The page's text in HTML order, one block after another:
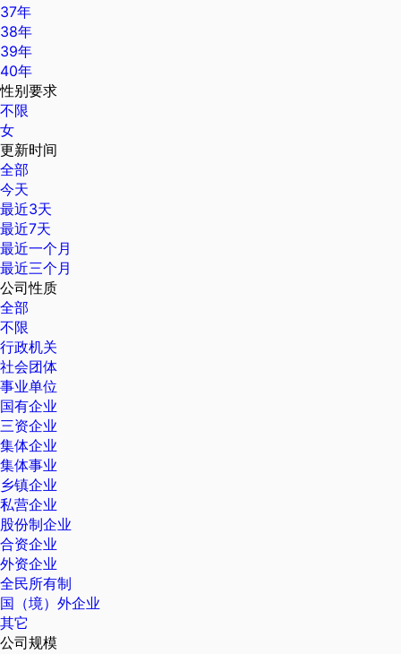
37年
38年
39年
40年
性别要求
不限
女
更新时间
全部
今天
最近3天
最近7天
最近一个月
最近三个月
公司性质
全部
不限
行政机关
社会团体
事业单位
国有企业
三资企业
集体企业
集体事业
乡镇企业
私营企业
股份制企业
合资企业
外资企业
全民所有制
国（境）外企业
其它
公司规模